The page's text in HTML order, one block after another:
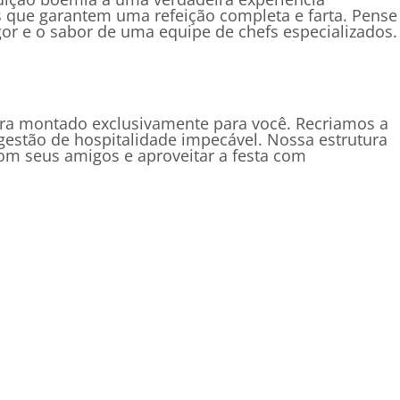
garantem uma refeição completa e farta. Pense
e o sabor de uma equipe de chefs especializados.
montado exclusivamente para você. Recriamos a
de hospitalidade impecável. Nossa estrutura
seus amigos e aproveitar a festa com